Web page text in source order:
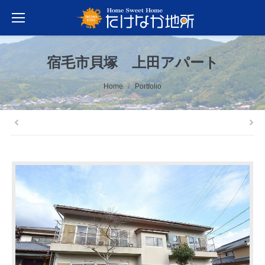
宿毛市貝塚 上田アパート
You are here: Home Portfolio